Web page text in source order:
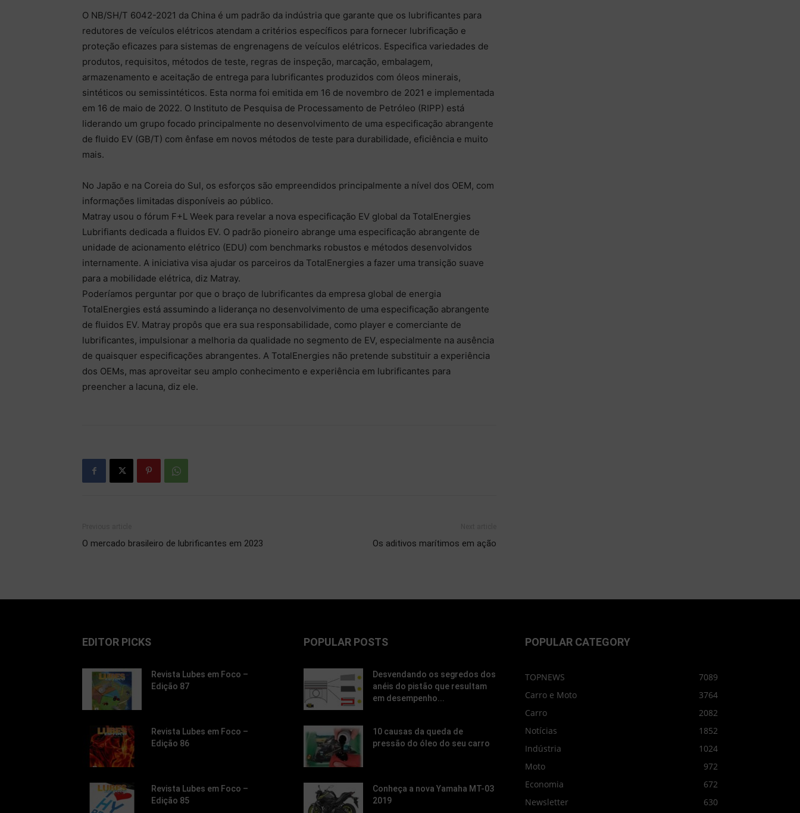
O NB/SH/T 6042-2021 da China é um padrão da indústria que garante que os lubrificantes para
redutores de veículos elétricos atendam a critérios específicos para fornecer lubrificação e
proteção eficazes para sistemas de engrenagens de veículos elétricos. Especifica variedades de
produtos, requisitos, métodos de teste, regras de inspeção, marcação, embalagem,
armazenamento e aceitação de entrega para lubrificantes produzidos com óleos minerais,
sintéticos ou semissintéticos. Esta norma foi emitida em 16 de novembro de 2021 e implementada
em 16 de maio de 2022. O Instituto de Pesquisa de Processamento de Petróleo (RIPP) está
liderando um grupo focado principalmente no desenvolvimento de uma especificação abrangente
de fluido EV (GB/T) com ênfase em novos métodos de teste para durabilidade, eficiência e muito
mais.
No Japão e na Coreia do Sul, os esforços são empreendidos principalmente a nível dos OEM, com
informações limitadas disponíveis ao público.
Matray usou o fórum F+L Week para revelar a nova especificação EV global da TotalEnergies
Lubrifiants dedicada a fluidos EV. O padrão pioneiro abrange uma especificação abrangente de
unidade de acionamento elétrico (EDU) com benchmarks robustos e métodos desenvolvidos
internamente. A iniciativa visa ajudar os parceiros da TotalEnergies a fazer uma transição suave
para a mobilidade elétrica, diz Matray.
Poderíamos perguntar por que o braço de lubrificantes da empresa global de energia
TotalEnergies está assumindo a liderança no desenvolvimento de uma especificação abrangente
de fluidos EV. Matray propôs que era sua responsabilidade, como player e comerciante de
lubrificantes, impulsionar a melhoria da qualidade no segmento de EV, especialmente na ausência
de quaisquer especificações abrangentes. A TotalEnergies não pretende substituir a experiência
dos OEMs, mas aproveitar seu amplo conhecimento e experiência em lubrificantes para
preencher a lacuna, diz ele.
O mercado brasileiro de lubrificantes em 2023 Os aditivos marítimos em ação
EDITOR PICKS
Revista Lubes em Foco –
Edição 87
Revista Lubes em Foco –
Edição 86
Revista Lubes em Foco –
Edição 85
POPULAR POSTS
Desvendando os segredos dos
anéis do pistão que resultam
em desempenho...
10 causas da queda de
pressão do óleo do seu carro
Conheça a nova Yamaha MT-03
2019
POPULAR CATEGORY
TOPNEWS
7089
Carro e Moto
3764
Carro
2082
Notícias
1852
Indústria
1024
Moto
972
Economia
672
Newsletter
630